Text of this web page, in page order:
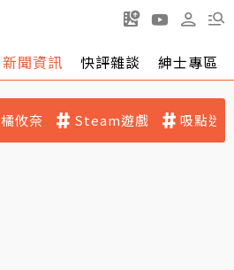
新聞資訊 快評雜談 紳士專區
橘攸奈 Steam遊戲 吸點迷